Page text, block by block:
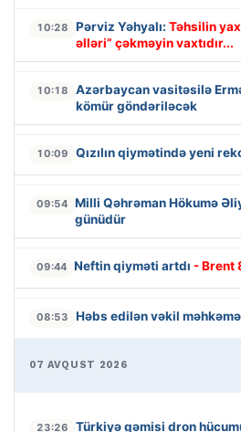
10:28 Pərviz Yəhyalı: Təhsilin
əlləri” çəkməyin vaxtıdır...
10:18
Azərbaycan vasitəsilə
kömür göndəriləcək
10:09 Qızılın qiymətində yeni
09:54 Milli Qəhrəman Hökumə
günüdür
09:44 Neftin qiyməti artdı - Brent
08:53 Həbs edilən vəkil
07 AVQUST 2026
23:26 Türkiyə gəmisi dron